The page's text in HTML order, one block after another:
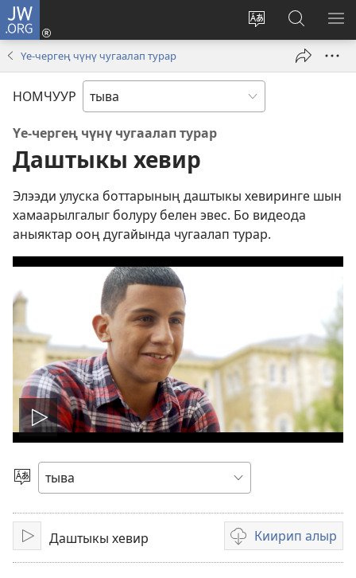
JW.ORG
Change
language
Кирер
(opens
JW.ORG-
ка
Үе-чергең чүнү чугаалап турар
НОМЧУУР
Үе-чергең чүнү чугаалап турар
Даштыкы хевир
Элээди улуска боттарының даштыкы хевиринге шын
хамаарылгалыг болуру белен эвес. Бо видеода
аныяктар ооң дугайында чугаалап турар.
Play
video
Дылды
шилип
алыр
Ажылдадыптар
Даштыкы хевир Киирип алыр
Видеобижиктерни
киирер